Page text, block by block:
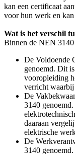
kan een certificaat
voor hun werk en
Wat is het verschil
Binnen de NEN 3140
De Voldoende
genoemd. Dit
vooropleiding
verricht waarbij
De
3140
daaraan
elektrische
De
3140